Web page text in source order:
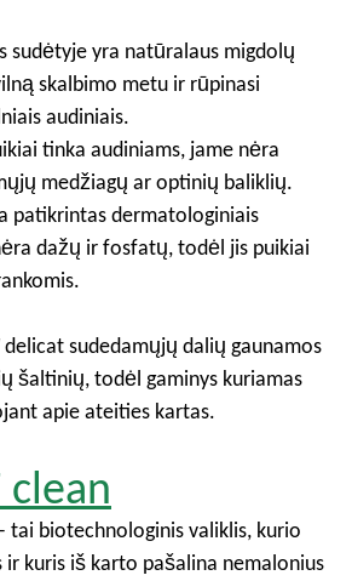
sudėtyje yra natūralaus migdolų
skalbimo metu ir rūpinasi
audiniais.
tinka audiniams, jame nėra
medžiagų ar optinių baliklių.
patikrintas dermatologiniais
dažų ir fosfatų, todėl jis puikiai
delicat sudedamųjų dalių gaunamos
šaltinių, todėl gaminys kuriamas
apie ateities kartas.
clean
tai biotechnologinis valiklis, kurio
ir kuris iš karto pašalina nemalonius